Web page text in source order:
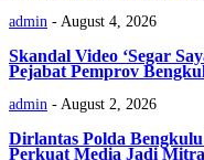
admin - August 4, 2026
Skandal Video ‘Segar
Pejabat Pemprov
admin - August 2, 2026
Dirlantas Polda
Perkuat Media Jadi